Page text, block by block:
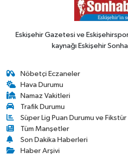
Eskişehir Gazetesi ve
kaynağı Eskişehir
Nöbetçi Eczaneler
Hava Durumu
Namaz Vakitleri
Trafik Durumu
Süper Lig Puan Durumu ve Fikstür
Tüm Manşetler
Son Dakika Haberleri
Haber Arşivi